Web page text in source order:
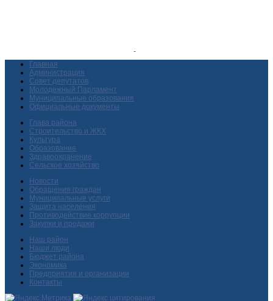
Главная
Администрация
Совет депутатов
Молодежный Парламент
Муниципальные образования
Официальные документы
Глава района
Строительство и ЖКХ
Культура
Образование
Здравоохранение
Сельское хозяйство
Новости
Обращения граждан
Муниципальные услуги
Защита населения
Противодействие коррупции
Закупки и продажи
Наш район
Наши люди
Бюджет района
Экономика
Предприятия и организации
Контакты